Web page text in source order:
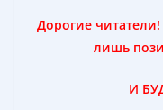
Дорогие читатели!
лишь
И